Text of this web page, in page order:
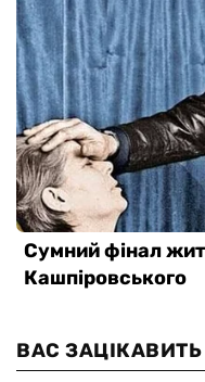
ВАС ЗАЦІКАВИТЬ